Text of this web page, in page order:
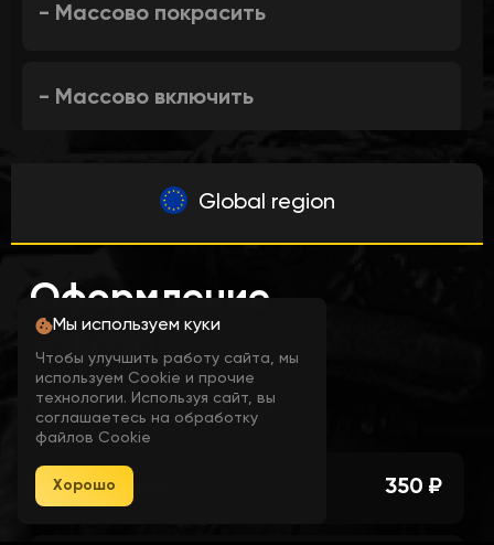
- Массово покрасить
- Массово включить
- Массово выключить
- Drag & Drop сортировка
- Переключение уведомлений по
предмету
Global region
Оформление
заказа
Выберите тарифный план
1 день 350 ₽
Мы используем куки
Чтобы улучшить работу сайта, мы
используем Cookie и прочие
технологии. Используя сайт, вы
соглашаетесь на обработку
файлов Cookie
Хорошо